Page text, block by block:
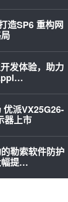
造SP6 重构网
发体验，助力
优派VX25G26-
器上市
勒索软件防护
幅提…